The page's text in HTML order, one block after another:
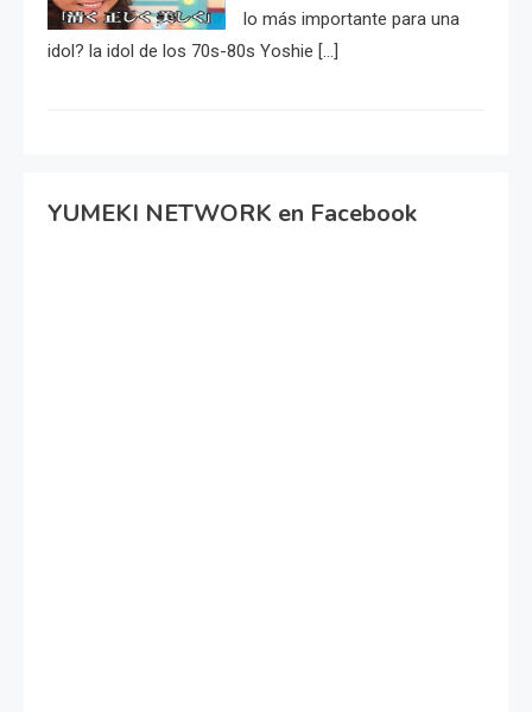
lo más importante para una
idol? la idol de los 70s-80s Yoshie […]
YUMEKI NETWORK en Facebook